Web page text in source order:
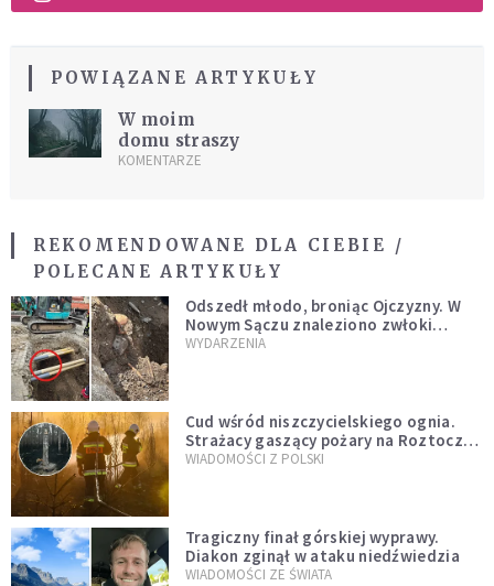
POWIĄZANE ARTYKUŁY
W moim
domu straszy
KOMENTARZE
REKOMENDOWANE DLA CIEBIE /
POLECANE ARTYKUŁY
Odszedł młodo, broniąc Ojczyzny. W
Nowym Sączu znaleziono zwłoki
mężczyzny z czasów potopu
WYDARZENIA
Cud wśród niszczycielskiego ognia.
Strażacy gaszący pożary na Roztoczu
opublikowali niezwykłe zdjęcie
WIADOMOŚCI Z POLSKI
Tragiczny finał górskiej wyprawy.
Diakon zginął w ataku niedźwiedzia
WIADOMOŚCI ZE ŚWIATA